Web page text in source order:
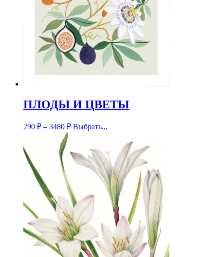
ПЛОДЫ И ЦВЕТЫ
290 ₽ – 3480 ₽ Выбрать...